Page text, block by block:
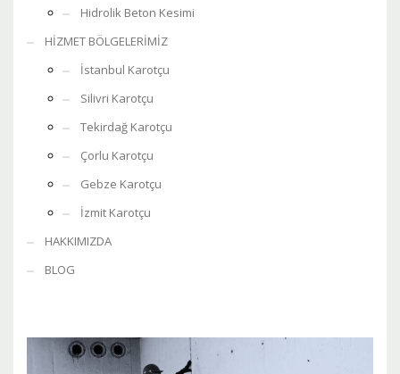
Hidrolik Beton Kesimi
HİZMET BÖLGELERİMİZ
İstanbul Karotçu
Silivri Karotçu
Tekirdağ Karotçu
Çorlu Karotçu
Gebze Karotçu
İzmit Karotçu
HAKKIMIZDA
BLOG